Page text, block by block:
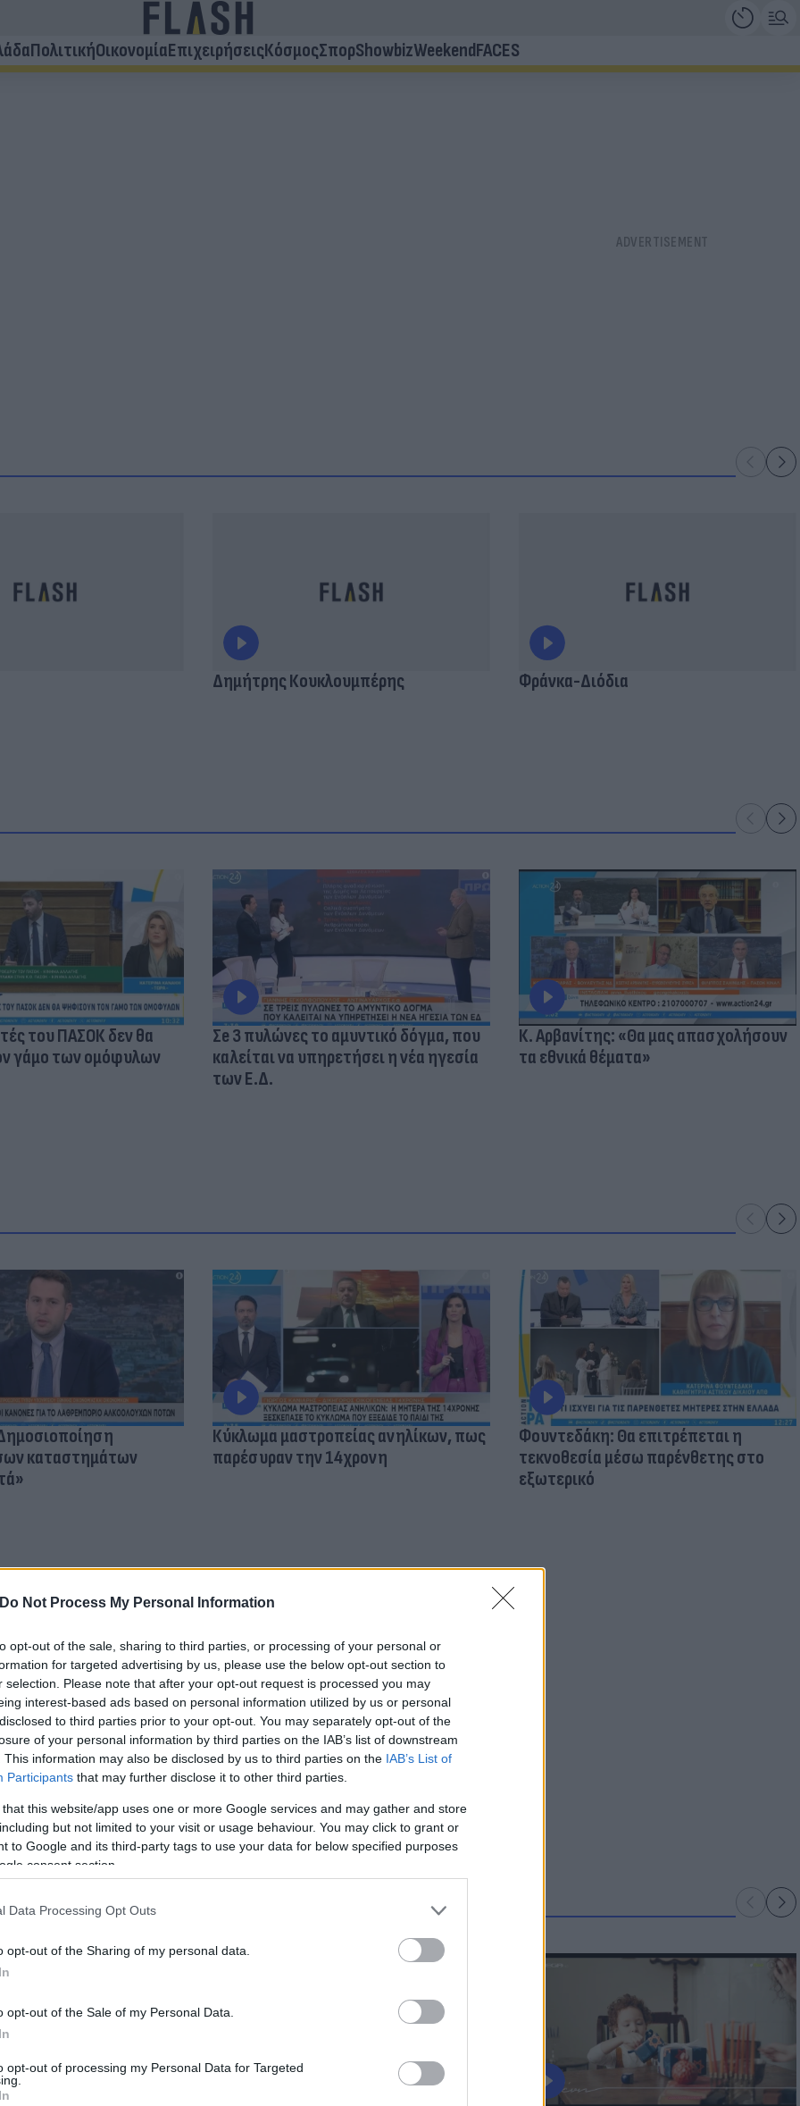
Do Not Process My Personal Information
opt-out of the sale, sharing to third parties, or processing of your personal or
for targeted advertising by us, please use the below opt-out section to
selection. Please note that after your opt-out request is processed you may
interest-based ads based on personal information utilized by us or personal
to third parties prior to your opt-out. You may separately opt-out of the
of your personal information by third parties on the IAB’s list of downstream
This information may also be disclosed by us to third parties on the IAB’s List of
Participants that may further disclose it to other third parties.
that this website/app uses one or more Google services and may gather and store
but not limited to your visit or usage behaviour. You may click to grant or
to Google and its third-party tags to use your data for below specified purposes
consent section.
Data Processing Opt Outs
opt-out of the Sharing of my personal data.
opt-out of the Sale of my Personal Data.
opt-out of processing my Personal Data for Targeted
ΠολιτικήΟικονομίαΕπιχειρήσειςΚόσμοςΣπορShowbizWeekendFACES
Δημήτρης Κουκλουμπέρης Φράνκα-Διόδια
του ΠΑΣΟΚ δεν θα
γάμο των ομόφυλων
Σe 3 πυλώνες το αμυντικό δόγμα, που
καλείται να υπηρετήσει η νέα ηγεσία
των Ε.Δ.
Κ. Αρβανίτης: «Θα μας απασχολήσουν
τα εθνικά θέματα»
καταστημάτων
Κύκλωμα μαστροπείας ανηλίκων, πως
παρέσυραν την 14χρονη
Φουντεδάκη: Θα επιτρέπεται η
τεκνοθεσία μέσω παρένθετης στο
εξωτερικό